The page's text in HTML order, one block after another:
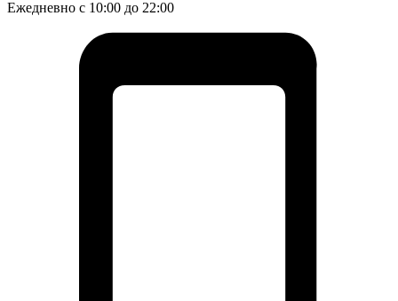
Ежедневно с 10:00 до 22:00